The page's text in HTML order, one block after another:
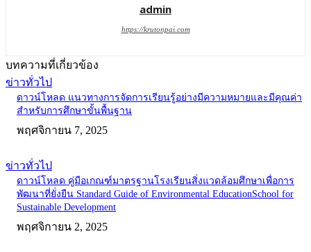
admin
https://krutonpai.com
บทความที่เกี่ยวข้อง
ข่าวทั่วไป
ดาวน์โหลด แนวทางการจัดการเรียนรู้อย่างมีความหมายและมีคุณค่า
สำหรับการศึกษาขั้นพื้นฐาน
พฤศจิกายน 7, 2025
ข่าวทั่วไป
ดาวน์โหลด คู่มือเกณฑ์มาตรฐานโรงเรียนสิ่งแวดล้อมศึกษาเพื่อการ
พัฒนาที่ยั่งยืน Standard Guide of Environmental EducationSchool for
Sustainable Development
พฤศจิกายน 2, 2025